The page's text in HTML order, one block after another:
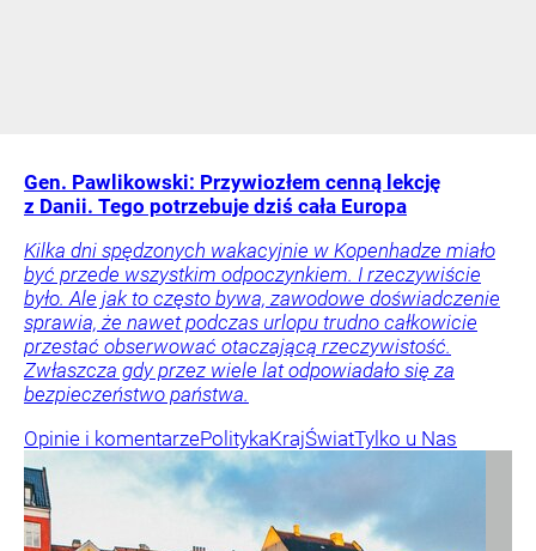
Gen. Pawlikowski: Przywiozłem cenną lekcję
z Danii. Tego potrzebuje dziś cała Europa
Kilka dni spędzonych wakacyjnie w Kopenhadze miało
być przede wszystkim odpoczynkiem. I rzeczywiście
było. Ale jak to często bywa, zawodowe doświadczenie
sprawia, że nawet podczas urlopu trudno całkowicie
przestać obserwować otaczającą rzeczywistość.
Zwłaszcza gdy przez wiele lat odpowiadało się za
bezpieczeństwo państwa.
Opinie i komentarzePolitykaKrajŚwiatTylko u Nas